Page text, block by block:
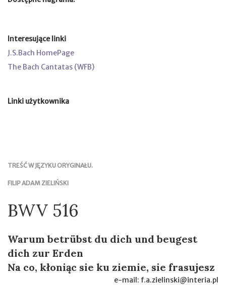
Interesujące linki
J.S.Bach HomePage
The Bach Cantatas (WFB)
Linki użytkownika
TREŚĆ W JĘZYKU ORYGINAŁU.
FILIP ADAM ZIELIŃSKI
BWV 516
Warum betrübst du dich und beugest
dich zur Erden
Na co, kłoniąc sie ku ziemie, sie frasujesz
e-mail: f.a.zielinski@interia.pl